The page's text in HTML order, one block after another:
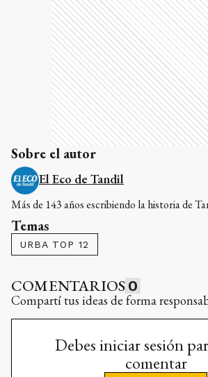
Sobre el autor
El Eco de Tandil
Más de 143 años escribiendo la historia de
Temas
URBA TOP 12
COMENTARIOS 0
Compartí tus ideas de forma
Debes iniciar sesión
comentar